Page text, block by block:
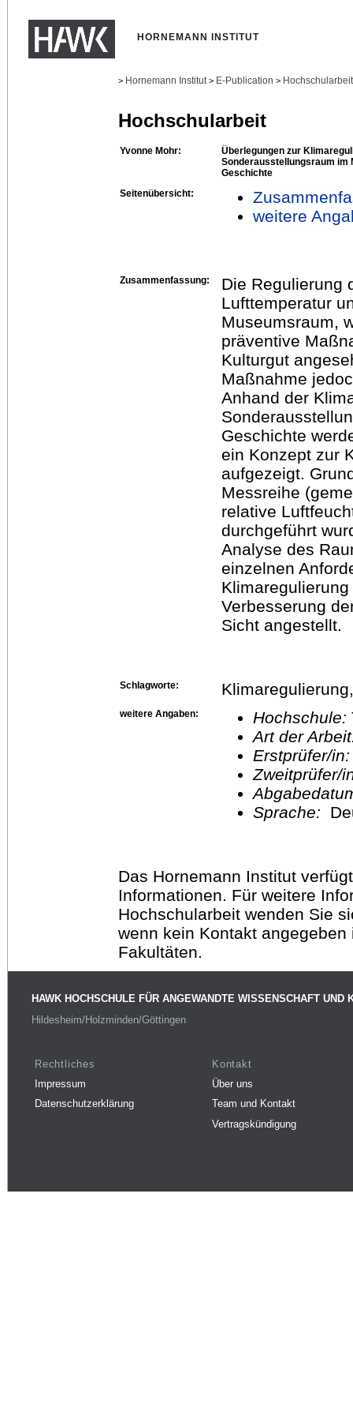
HORNEMANN INSTITUT
> Hornemann Institut > E-Publication >
Hochschularbeit
Yvonne Mohr:
Überlegungen zur
Sonderausstellungsraum im
Geschichte
Seitenübersicht:
weitere
Zusammenfassung:
Die Regulierung
Lufttemperatur
Museumsraum,
präventive
Kulturgut
Maßnahme
Anhand der
Geschichte
ein Konzept zur
aufgezeigt.
Messreihe
relative
durchgeführt
Analyse des
einzelnen
Verbesserung
Sicht angestellt.
Schlagworte:
weitere Angaben: Hochschule:
Art der
Erstprüfer/
Sprache:
Das Hornemann Institut
Informationen. Für weitere
Hochschularbeit wenden Sie
wenn kein Kontakt
Fakultäten.
HAWK HOCHSCHULE FÜR ANGEWANDTE WISSENSCHAFT UND
Hildesheim/Holzminden/Göttingen
Rechtliches
Impressum
Datenschutzerklärung
Kontakt
Über uns
Team und Kontakt
Vertragskündigung